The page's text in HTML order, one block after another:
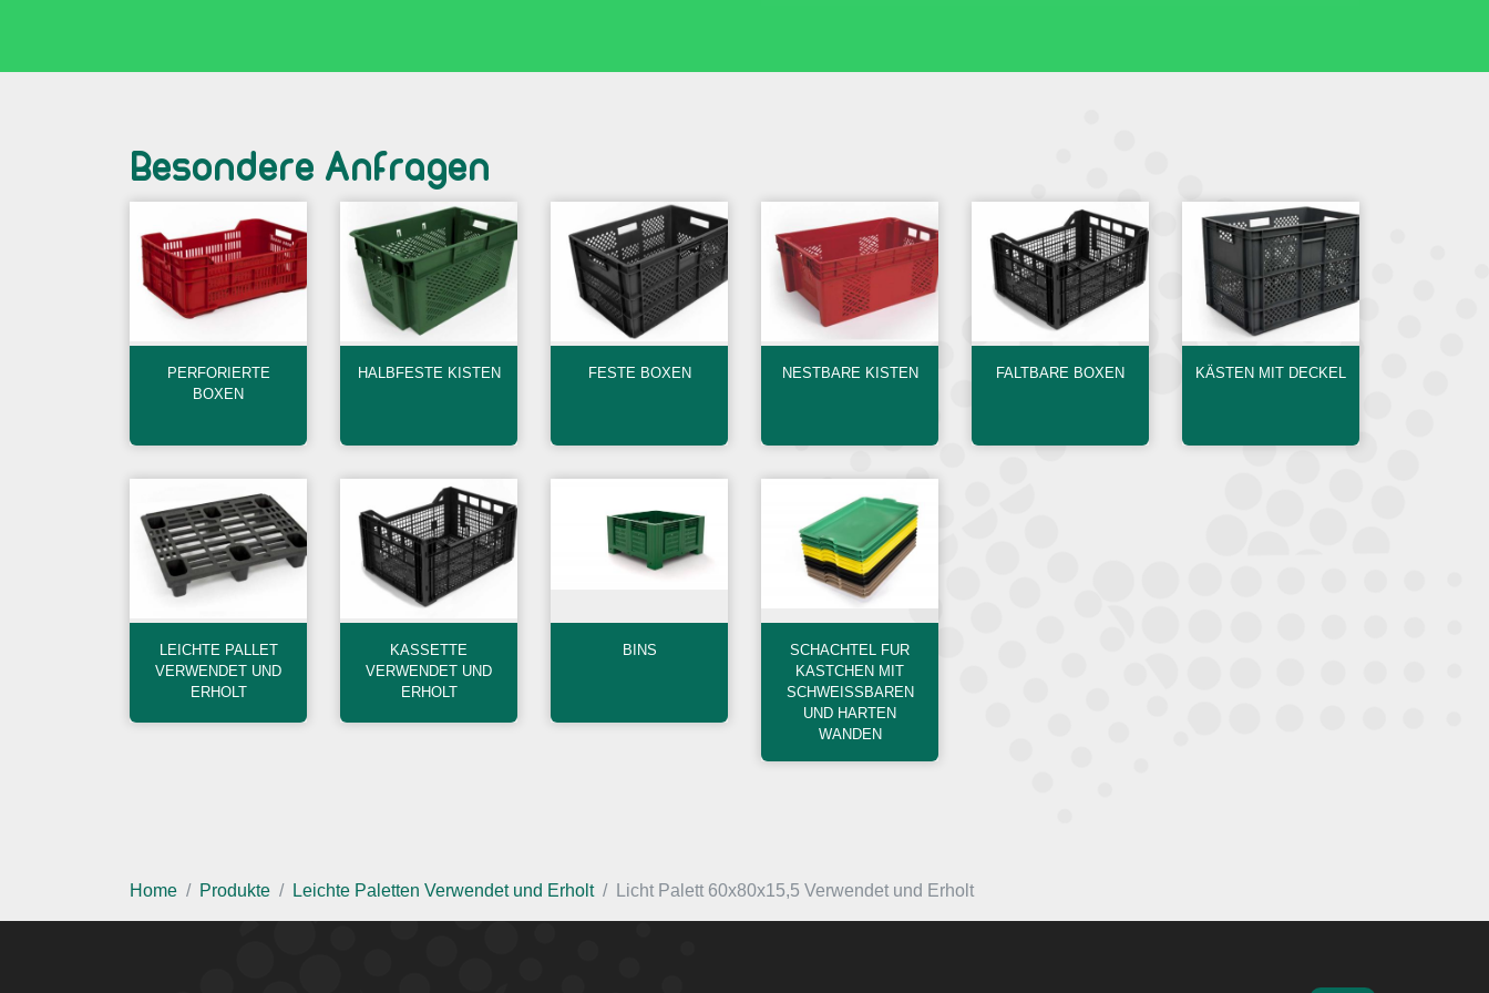
Besondere Anfragen
PERFORIERTE
BOXEN
HALBFESTE KISTEN FESTE BOXEN NESTBARE KISTEN FALTBARE BOXEN KÄSTEN MIT DECKEL
LEICHTE PALLET
VERWENDET UND
ERHOLT
KASSETTE
VERWENDET UND
ERHOLT
BINS
SCHACHTEL FUR
KASTCHEN MIT
SCHWEISSBAREN
UND HARTEN
WANDEN
Home Produkte Leichte Paletten Verwendet und Erholt Licht Palett 60x80x15,5 Verwendet und Erholt